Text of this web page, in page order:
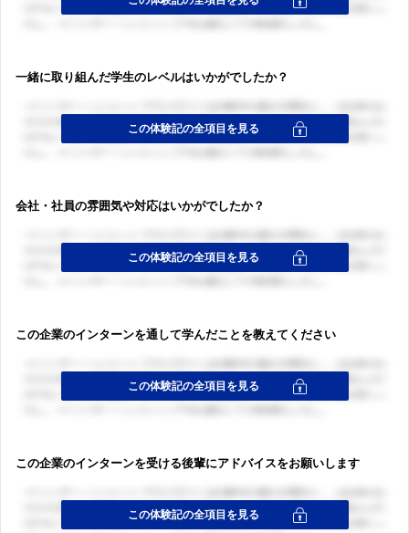
一緒に取り組んだ学生のレベルはいかがでしたか？
会社・社員の雰囲気や対応はいかがでしたか？
この企業のインターンを通して学んだことを教えてください
この企業のインターンを受ける後輩にアドバイスをお願いします